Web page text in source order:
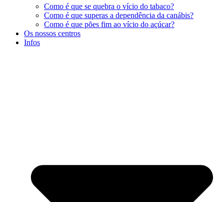
Como é que se quebra o vício do tabaco?
Como é que superas a dependência da canábis?
Como é que pões fim ao vício do açúcar?
Os nossos centros
Infos